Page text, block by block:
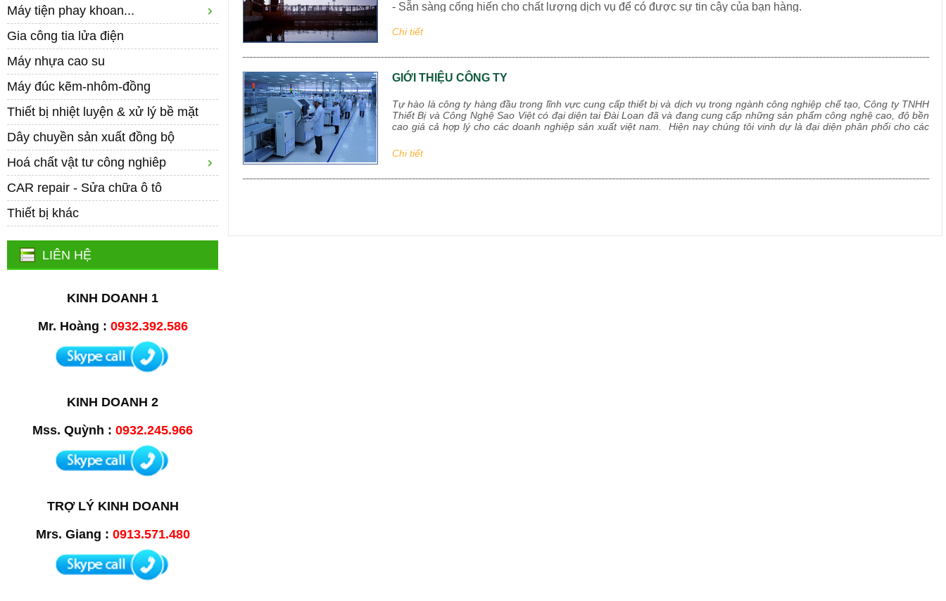
Máy tiện phay khoan...
Gia công tia lửa điện
Máy nhựa cao su
Máy đúc kẽm-nhôm-đồng
Thiết bị nhiệt luyện & xử lý bề mặt
Dây chuyền sản xuất đồng bộ
Hoá chất vật tư công nghiêp
CAR repair - Sửa chữa ô tô
Thiết bị khác
LIÊN HỆ
KINH DOANH 1
Mr. Hoàng : 0932.392.586
KINH DOANH 2
Mss. Quỳnh : 0932.245.966
TRỢ LÝ KINH DOANH
Mrs. Giang : 0913.571.480
- Sẵn sàng cống hiến cho chất lượng dịch vụ để có được sự tin cậy của bạn hàng.
- Cam kết về trách nhiệm với cộng đồng doanh nghiệp với phương châm: “Công ty VSTC tồn tại là để đem
Chi tiết
GIỚI THIỆU CÔNG TY
Tự hào là công ty hàng đầu trong lĩnh vực cung cấp thiết bị và dịch vụ trong ngành công nghiệp chế tạo, Công ty TNHH
Thiết Bị và Công Nghệ Sao Việt có đại diện tai Đài Loan đã và đang cung cấp những sản phẩm công nghệ cao, độ bền
cao giá cả hợp lý cho các doanh nghiệp sản xuất việt nam. Hiện nay chúng tôi vinh dự là đại diện phân phối cho các
hàng của một số nhà sản xuất khác từ Trung Quốc, Hàn Quốc, EU…
Chi tiết